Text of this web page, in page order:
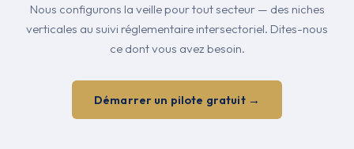
Nous configurons la veille pour tout secteur — des niches
verticales au suivi réglementaire intersectoriel. Dites-nous
ce dont vous avez besoin.
Démarrer un pilote gratuit →